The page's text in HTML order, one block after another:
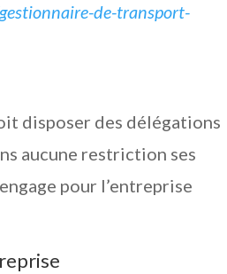
de-transport-
disposer des délégations
aucune restriction ses
pour l’entreprise